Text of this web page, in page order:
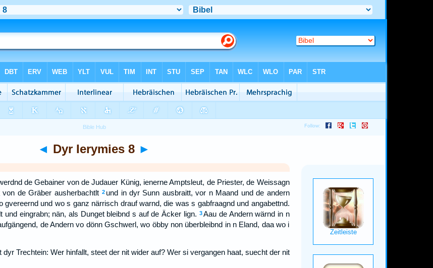
◄ Dyr Ierymies 8 ►
de Gebainer von de Judauer Künig, ienerne Amptsleut, de Priester, de Weissagn
de Gräber ausherbachtlt 2 und in dyr Sunn ausbraitt, vor n Maand und de andern
gvereernd und wo s ganz närrisch drauf warnd, die was s gabfraagnd und angabettnd.
und eingrabn; nän, als Dunget bleibnd s auf de Äcker lign. 3Aau de Andern wärnd in n
de Andern vo dönn Gschwerl, wo öbby non überbleibnd in n Eland, daa wo i
Trechtein: Wer hinfallt, steet der nit wider auf? Wer si vergangen haat, suecht der nit